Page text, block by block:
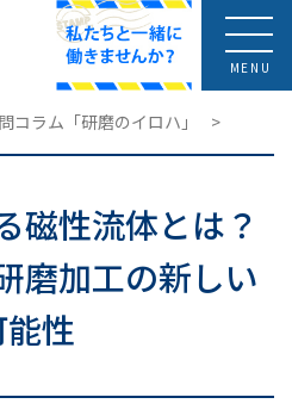
MENU
コラム「研磨のイロハ」 >
磁性流体とは？
磨加工の新しい
能性